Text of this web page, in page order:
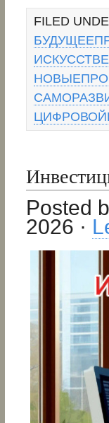
FILED
Posted
2026 ·